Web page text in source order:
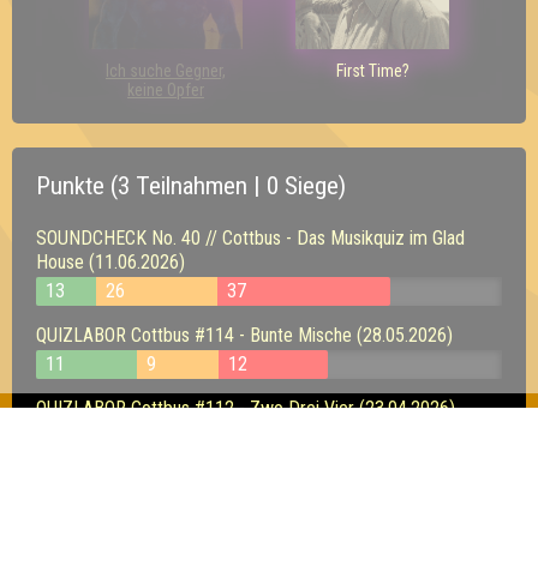
Ich suche Gegner,
keine Opfer
First Time?
Punkte (3 Teilnahmen | 0 Siege)
SOUNDCHECK No. 40 // Cottbus - Das Musikquiz im Glad
House (11.06.2026)
13
26
37
QUIZLABOR Cottbus #114 - Bunte Mische (28.05.2026)
11
9
12
QUIZLABOR Cottbus #112 - Zwo Drei Vier (23.04.2026)